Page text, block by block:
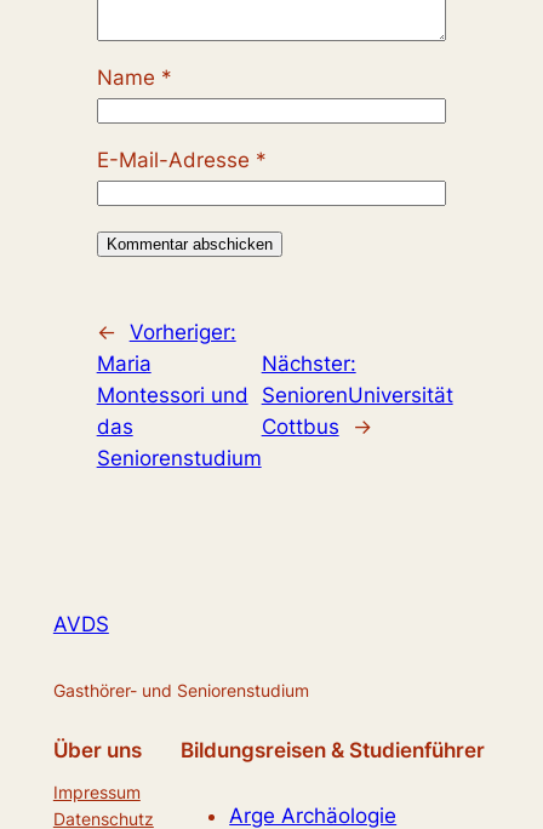
Name *
E-Mail-Adresse *
← Vorheriger:
Maria
Montessori und
das
Seniorenstudium
Nächster:
SeniorenUniversität
Cottbus
→
AVDS
Gasthörer- und Seniorenstudium
Über uns
Impressum
Datenschutz
Bildungsreisen & Studienführer
Arge Archäologie